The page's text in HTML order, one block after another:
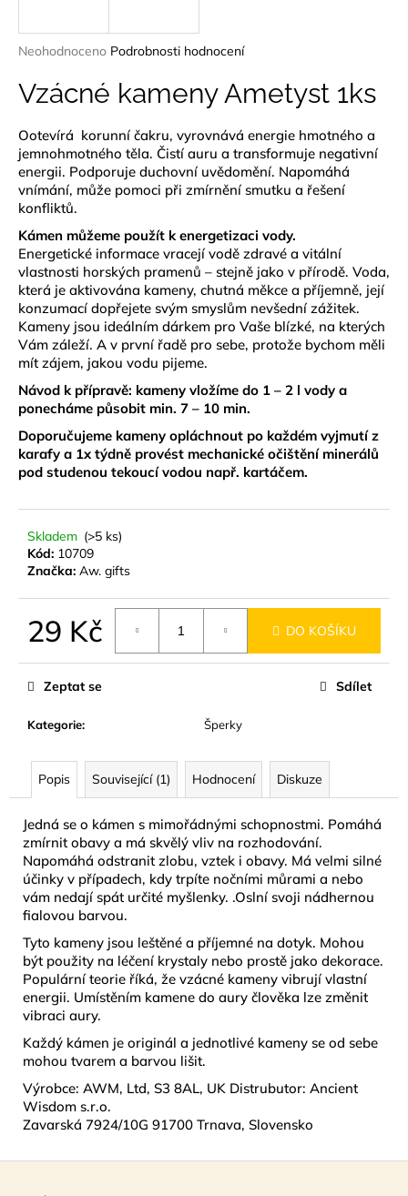
Průměrné
produktu
je
z
5
hvězdiček.
Neohodnoceno Podrobnosti hodnocení
Vzácné kameny Ametyst 1ks
Ootevírá korunní čakru, vyrovnává energie hmotného a
jemnohmotného těla. Čistí auru a transformuje negativní
energii. Podporuje duchovní uvědomění. Napomáhá
vnímání, může pomoci při zmírnění smutku a řešení
konfliktů.
Kámen můžeme použít k energetizaci vody.
Energetické informace vracejí vodě zdravé a vitální
vlastnosti horských pramenů – stejně jako v přírodě. Voda,
která je aktivována kameny, chutná měkce a příjemně, její
konzumací dopřejete svým smyslům nevšední zážitek.
Kameny jsou ideálním dárkem pro Vaše blízké, na kterých
Vám záleží. A v první řadě pro sebe, protože bychom měli
mít zájem, jakou vodu pijeme.
Návod k přípravě: kameny vložíme do 1 – 2 l vody a
ponecháme působit min. 7 – 10 min.
Doporučujeme kameny opláchnout po každém vyjmutí z
karafy a 1x týdně provést mechanické očištění minerálů
pod studenou tekoucí vodou např. kartáčem.
Skladem (>5 ks)
Kód: 10709
Značka: Aw. gifts
29 Kč DO KOŠÍKU
Kategorie: Šperky
Zeptat se Sdílet
Popis Související (1) Hodnocení Diskuze
Jedná se o kámen s mimořádnými schopnostmi. Pomáhá
zmírnit obavy a má skvělý vliv na rozhodování.
Napomáhá odstranit zlobu, vztek i obavy. Má velmi silné
účinky v případech, kdy trpíte nočními můrami a nebo
vám nedají spát určité myšlenky. .Oslní svoji nádhernou
fialovou barvou.
Tyto kameny jsou leštěné a příjemné na dotyk. Mohou
být použity na léčení krystaly nebo prostě jako dekorace.
Populární teorie říká, že vzácné kameny vibrují vlastní
energii. Umístěním kamene do aury člověka lze změnit
vibraci aury.
Každý kámen je originál a jednotlivé kameny se od sebe
mohou tvarem a barvou lišit.
Výrobce: AWM, Ltd, S3 8AL, UK Distrubutor: Ancient
Wisdom s.r.o.
Zavarská 7924/10G 91700 Trnava, Slovensko
j
t
D
o
p
o
r
u
č
u
j
e
e
NÁUŠNICE
MUŠLE
NATURAL
GOLD
299
Kč